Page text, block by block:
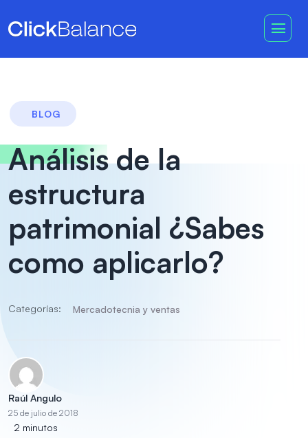
BLOG
Análisis de la
estructura
patrimonial ¿Sabes
como aplicarlo?
Categorías: Mercadotecnia y ventas
Raúl Angulo
25 de julio de 2018
2 minutos